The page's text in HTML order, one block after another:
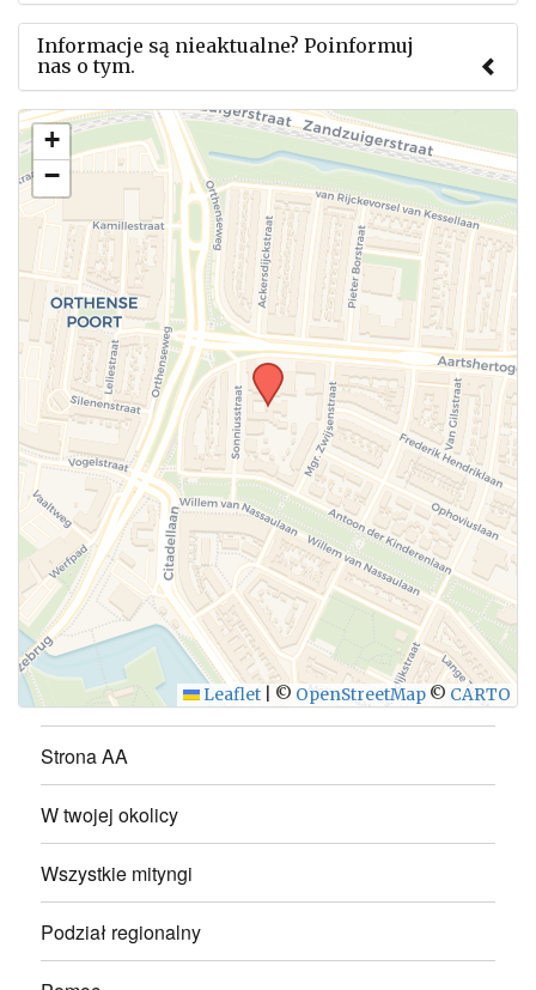
Informacje są nieaktualne? Poinformuj
nas o tym.
Użyj tego formularza aby przesłać informację o
zmianach w powyższym mityngu.
WYŚLIJ
+
−
Leaflet © OpenStreetMap © CARTO
Strona AA
W twojej okolicy
Wszystkie mityngi
Podział regionalny